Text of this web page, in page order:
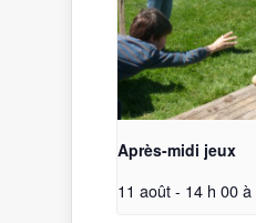
Après-midi jeux
11 août - 14 h 00à